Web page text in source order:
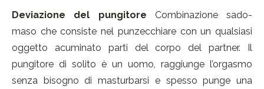
Deviazione del pungitore Combinazione sado-
maso che consiste nel punzecchiare con un qualsiasi
oggetto acuminato parti del corpo del partner. Il
pungitore di solito è un uomo, raggiunge l’orgasmo
senza bisogno di masturbarsi e spesso punge una